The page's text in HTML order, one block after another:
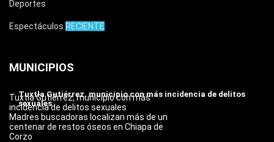
Deportes
Espectáculos RECIENTE
MUNICIPIOS
Tuxtla Gutiérrez, municipio con más incidencia de delitos
sexuales
Tuxtla Gutiérrez, municipio con más
incidencia de delitos sexuales
Madres buscadoras localizan más de un
centenar de restos óseos en Chiapa de
Corzo